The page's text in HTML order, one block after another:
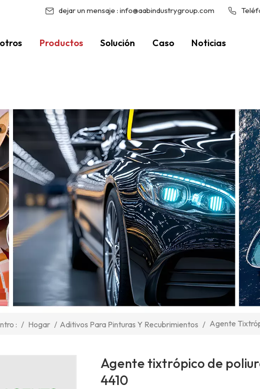
dejar un mensaje : info@aabindustrygroup.com
Productos Solución Caso Noticias
: / Hogar / Aditivos Para Pinturas Y Recubrimientos / Agente
Agente tixtrópico de
4410